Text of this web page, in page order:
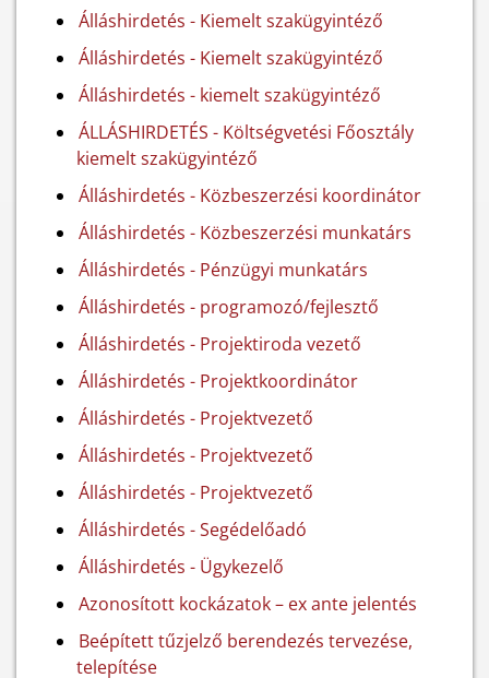
Álláshirdetés - Kiemelt szakügyintéző
Álláshirdetés - Kiemelt szakügyintéző
Álláshirdetés - kiemelt szakügyintéző
ÁLLÁSHIRDETÉS - Költségvetési Főosztály
kiemelt szakügyintéző
Álláshirdetés - Közbeszerzési koordinátor
Álláshirdetés - Közbeszerzési munkatárs
Álláshirdetés - Pénzügyi munkatárs
Álláshirdetés - programozó/fejlesztő
Álláshirdetés - Projektiroda vezető
Álláshirdetés - Projektkoordinátor
Álláshirdetés - Projektvezető
Álláshirdetés - Projektvezető
Álláshirdetés - Projektvezető
Álláshirdetés - Segédelőadó
Álláshirdetés - Ügykezelő
Azonosított kockázatok – ex ante jelentés
Beépített tűzjelző berendezés tervezése,
telepítése